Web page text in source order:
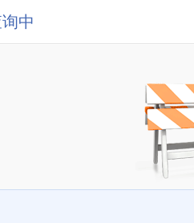
中